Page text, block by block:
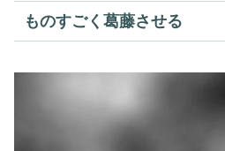
ものすごく葛藤させる